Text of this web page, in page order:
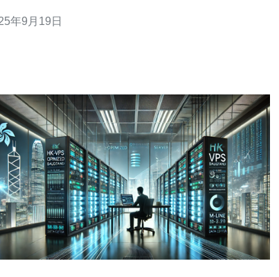
服务商提供的服务都有99.9%的正常运行时间保证，
年9月19日